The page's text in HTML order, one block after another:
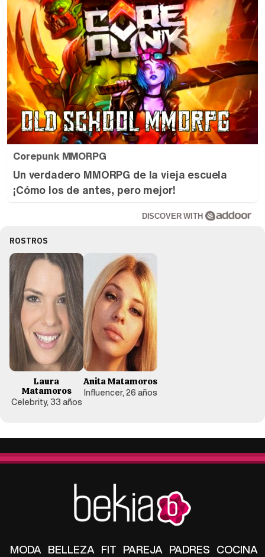
Corepunk MMORPG
Un verdadero MMORPG de la vieja escuela
¡Cómo los de antes, pero mejor!
DISCOVER WITH
ROSTROS
Laura
Matamoros
Celebrity, 33 años
Anita Matamoros
Influencer, 26 años
MODA BELLEZA FIT PAREJA PADRES COCINA